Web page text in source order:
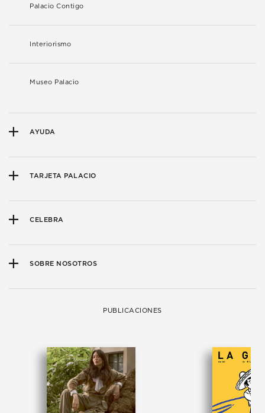
Palacio Contigo
Interiorismo
Museo Palacio
AYUDA
TARJETA PALACIO
CELEBRA
SOBRE NOSOTROS
PUBLICACIONES